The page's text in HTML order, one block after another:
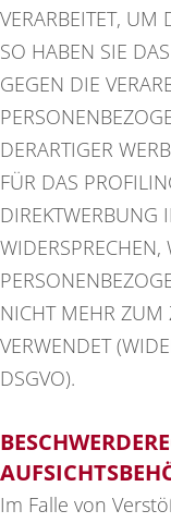
VERARBEITET, UM
SO HABEN SIE
GEGEN DIE
DERARTIGER
FÜR DAS
DIREKTWERBUNG
WIDERSPRECHEN,
NICHT MEHR ZUM
VERWENDET
DSGVO).
Im Falle von